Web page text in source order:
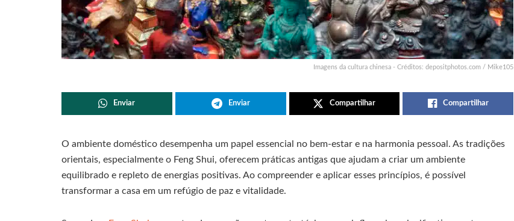
Imagens da cultura chinesa - Créditos: depositphotos.com / Mike105
Enviar Enviar Compartilhar Compartilhar
O ambiente doméstico desempenha um papel essencial no bem-estar e na harmonia pessoal. As tradições
orientais, especialmente o Feng Shui, oferecem práticas antigas que ajudam a criar um ambiente
equilibrado e repleto de energias positivas. Ao compreender e aplicar esses princípios, é possível
transformar a casa em um refúgio de paz e vitalidade.